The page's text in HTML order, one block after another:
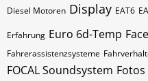
Diesel Motoren Display EAT6
Erfahrung Euro 6d-Temp
Fahrerassistenzsysteme
FOCAL Soundsystem Fotos